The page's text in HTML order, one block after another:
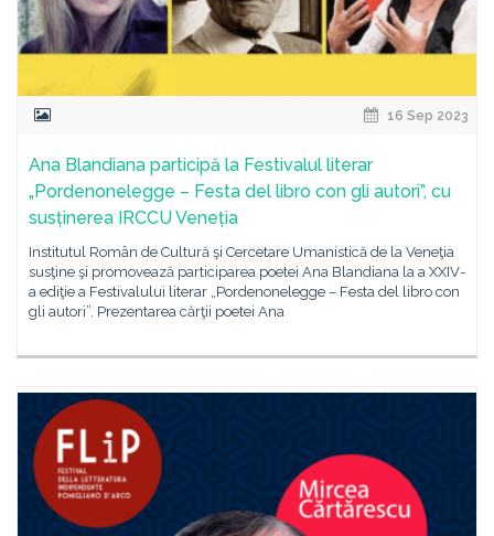
16 Sep 2023
Ana Blandiana participă la Festivalul literar
„Pordenonelegge – Festa del libro con gli autori”, cu
susținerea IRCCU Veneția
Institutul Român de Cultură şi Cercetare Umanistică de la Veneţia
susţine şi promovează participarea poetei Ana Blandiana la a XXIV-
a ediţie a Festivalului literar „Pordenonelegge – Festa del libro con
gli autori”. Prezentarea cărţii poetei Ana